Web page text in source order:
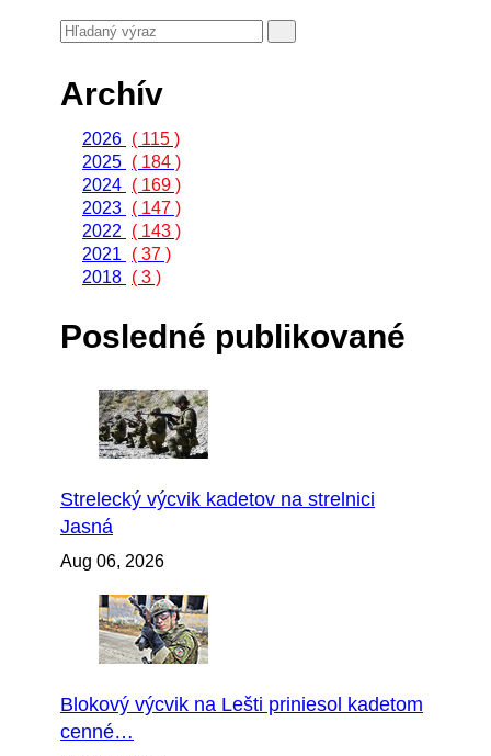
Archív
2026 ( 115 )
2025 ( 184 )
2024 ( 169 )
2023 ( 147 )
2022
( 143 )
2021
( 37 )
2018 ( 3 )
Posledné publikované
Strelecký výcvik kadetov na strelnici
Jasná
Aug 06, 2026
Blokový výcvik na Lešti priniesol kadetom
cenné…